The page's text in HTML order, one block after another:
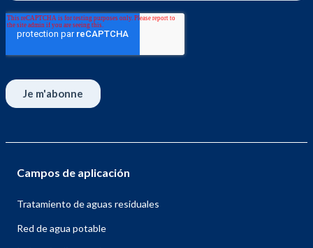
Campos de aplicación
Tratamiento de aguas residuales
Red de agua potable